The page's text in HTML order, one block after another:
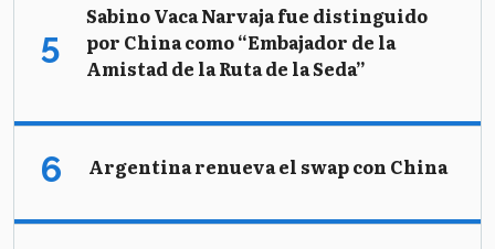
Sabino Vaca Narvaja fue distinguido
por China como “Embajador de la
Amistad de la Ruta de la Seda”
Argentina renueva el swap con China